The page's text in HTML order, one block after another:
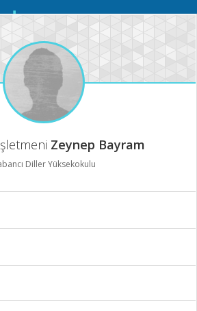
Mobil
Zeynep Bayram
Diller Yüksekokulu